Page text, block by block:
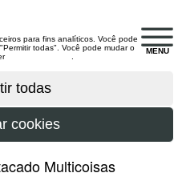
MENU
para fins analíticos. Você pode
todas". Você pode mudar o
Multicoisas